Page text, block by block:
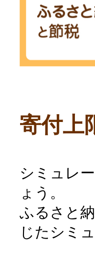
寄付上
シミュレ
ょう。
ふるさと
じたシミ